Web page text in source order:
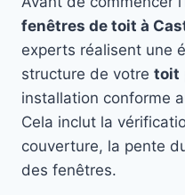
fenêtres de toit à
experts réalisent une
structure de votre toit
installation conforme
Cela inclut la
couverture, la pente
des fenêtres.